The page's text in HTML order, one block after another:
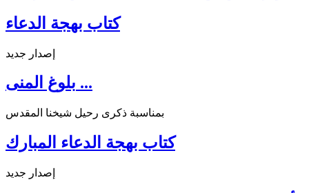
كتاب بهجة الدعاء
إصدار جديد
بلوغ المنى ...
بمناسبة ذكرى رحيل شيخنا المقدس
كتاب بهجة الدعاء المبارك
إصدار جديد